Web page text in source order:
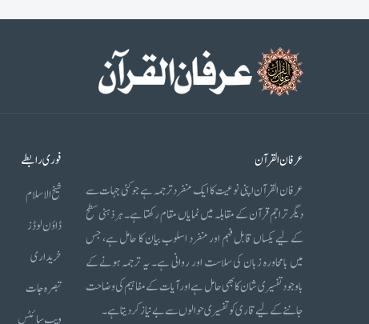
عرفان القرآن
عرفان القرآن اپنی نوعیت کا ایک منفرد ترجمہ ہے جو کئی جہات سے
دیگر تراجم قرآن کے مقابلہ میں نمایاں مقام رکھتا ہے۔ ہر ذہنی سطح
کے لیے یکساں قابل فہم اور منفرد اسلوب بیان کا حامل ہے، جس
میں بامحاورہ زبان کی سلاست اور روانی ہے۔ یہ ترجمہ ہونے کے
باوجود تفسیری شان کا بھی حامل ہے اور آیات کے مفاہیم کی وضاحت
جاننے کے لیے قاری کو تفسیری حوالوں سے بے نیاز کر دیتا ہے۔
فوری رابطے
شیخ الاسلام
ڈاؤن لوڈز
خریداری
تبصرہ جات
ویب سائٹس